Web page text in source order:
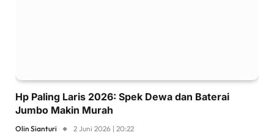
Hp Paling Laris 2026: Spek Dewa dan Baterai
Jumbo Makin Murah
Olin Sianturi 2 Juni 2026 | 20:22